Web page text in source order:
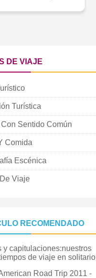
DE VIAJE
Turística
Sentido Común
Comida
Escénica
Viaje
RECOMENDADO
y capitulaciones:nuestros
de viaje en solitario
Road Trip 2011 -